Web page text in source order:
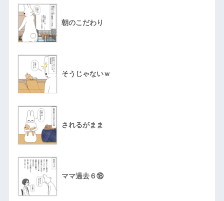
朝のこだわり
そうじゃないｗ
されるがまま
ママ過去６⑱